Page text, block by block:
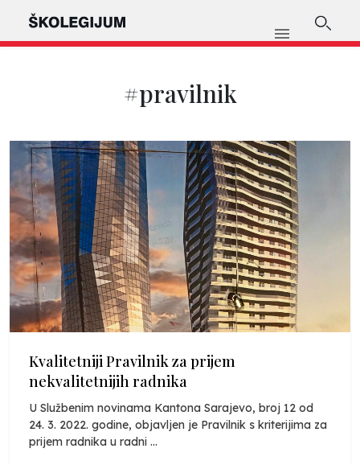
#pravilnik
Kvalitetniji Pravilnik za prijem
nekvalitetnijih radnika
U Službenim novinama Kantona Sarajevo, broj 12 od
24. 3. 2022. godine, objavljen je Pravilnik s kriterijima za
prijem radnika u radni ...